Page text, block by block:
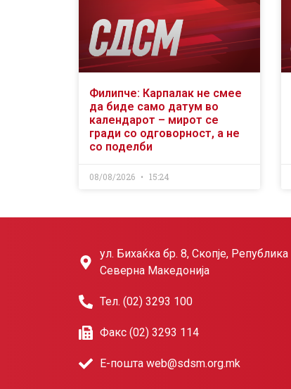
Филипче: Карпалак не смее
да биде само датум во
календарот – мирот се
гради со одговорност, а не
со поделби
08/08/2026 15:24
ул. Бихаќка бр. 8, Скопје, Република
Северна Македонија
Тел. (02) 3293 100
Факс (02) 3293 114
Е-пошта web@sdsm.org.mk